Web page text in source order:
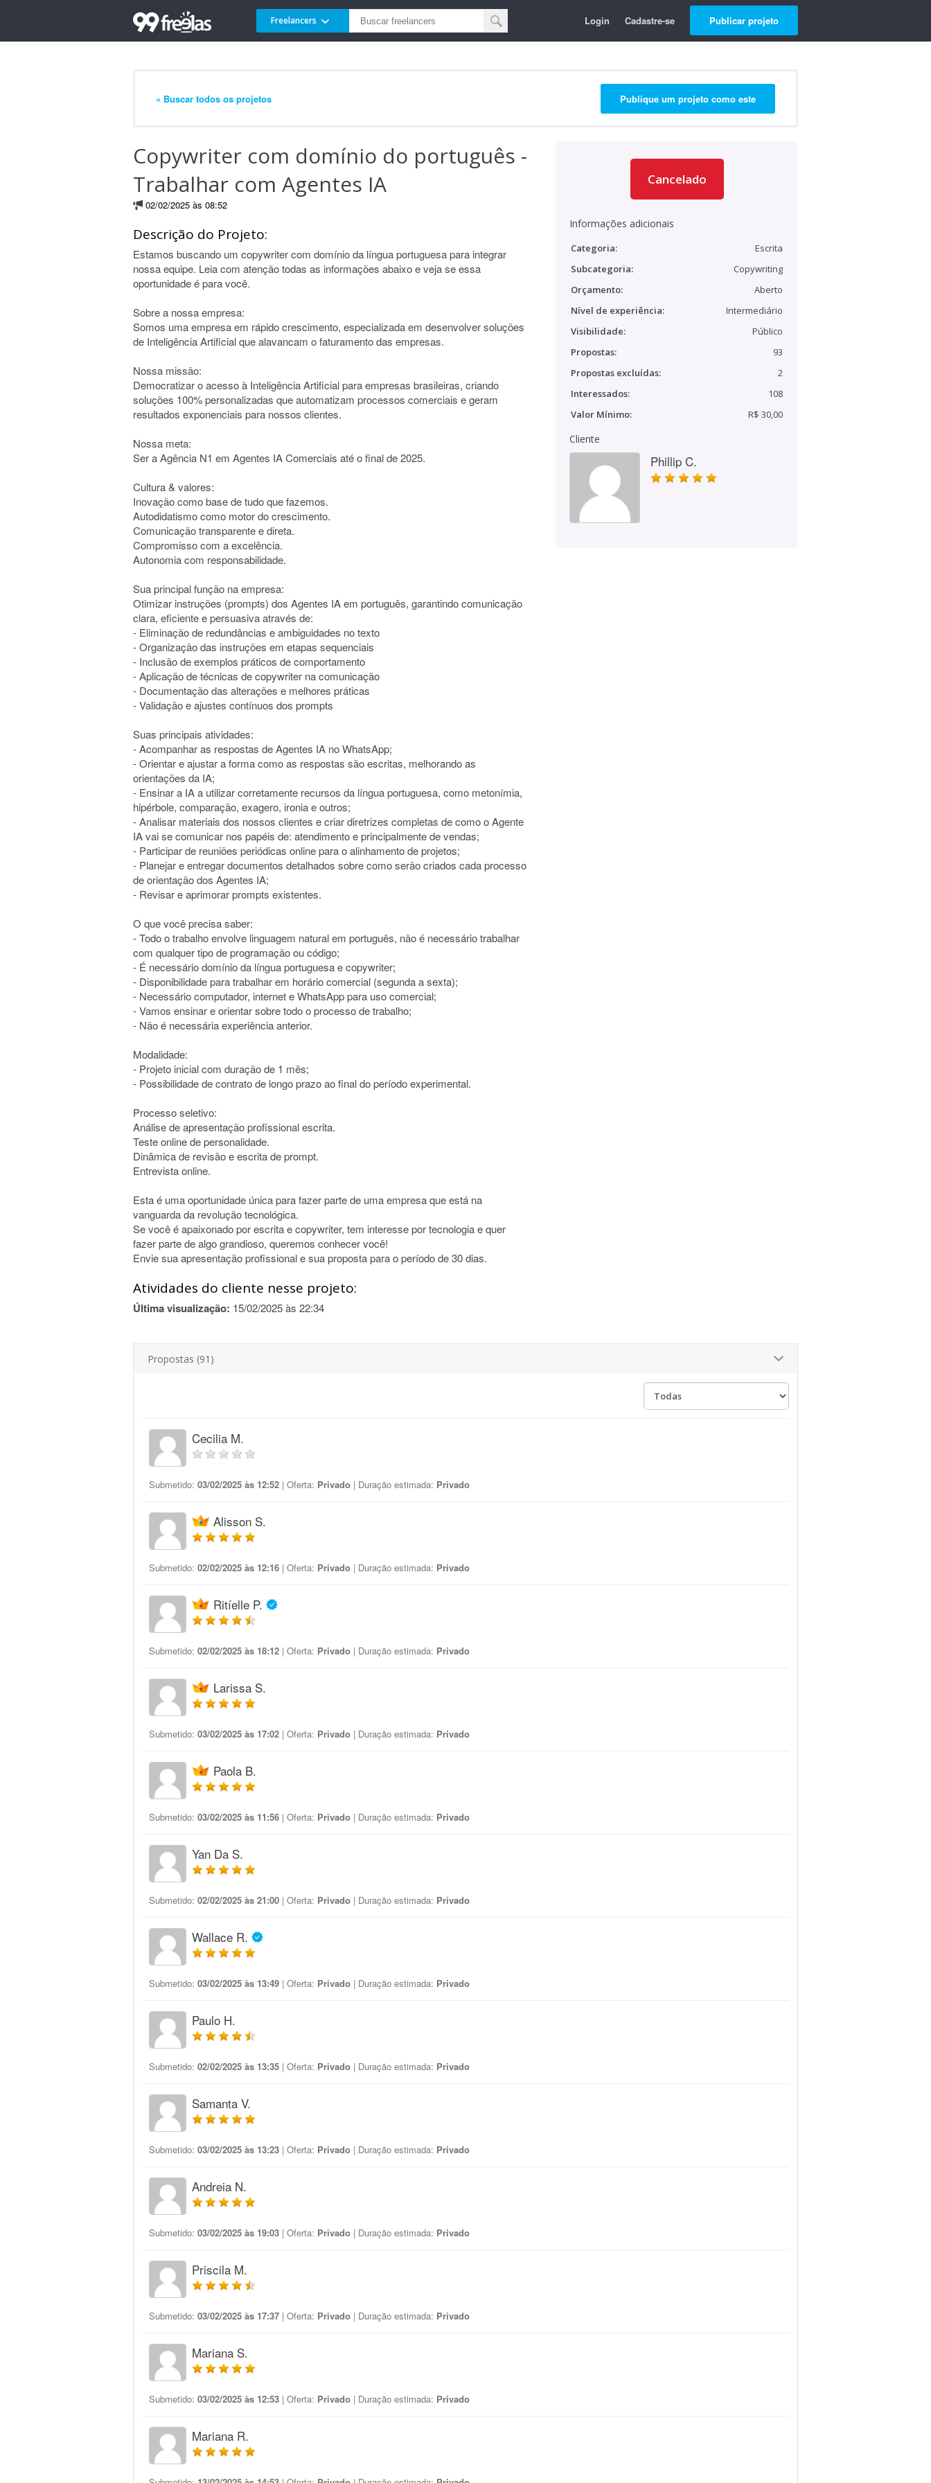
Freelancers Login Cadastre-se Publicar projeto
« Buscar todos os projetos Publique um projeto como este
Copywriter com domínio do português -
Trabalhar com Agentes IA
02/02/2025 às 08:52
Descrição do Projeto:
Estamos buscando um copywriter com domínio da língua portuguesa para integrar
nossa equipe. Leia com atenção todas as informações abaixo e veja se essa
oportunidade é para você.
Sobre a nossa empresa:
Somos uma empresa em rápido crescimento, especializada em desenvolver soluções
de Inteligência Artificial que alavancam o faturamento das empresas.
Nossa missão:
Democratizar o acesso à Inteligência Artificial para empresas brasileiras, criando
soluções 100% personalizadas que automatizam processos comerciais e geram
resultados exponenciais para nossos clientes.
Nossa meta:
Ser a Agência N1 em Agentes IA Comerciais até o final de 2025.
Cultura & valores:
Inovação como base de tudo que fazemos.
Autodidatismo como motor do crescimento.
Comunicação transparente e direta.
Compromisso com a excelência.
Autonomia com responsabilidade.
Sua principal função na empresa:
Otimizar instruções (prompts) dos Agentes IA em português, garantindo comunicação
clara, eficiente e persuasiva através de:
- Eliminação de redundâncias e ambiguidades no texto
- Organização das instruções em etapas sequenciais
- Inclusão de exemplos práticos de comportamento
- Aplicação de técnicas de copywriter na comunicação
- Documentação das alterações e melhores práticas
- Validação e ajustes contínuos dos prompts
Suas principais atividades:
- Acompanhar as respostas de Agentes IA no WhatsApp;
- Orientar e ajustar a forma como as respostas são escritas, melhorando as
orientações da IA;
- Ensinar a IA a utilizar corretamente recursos da língua portuguesa, como metonímia,
hipérbole, comparação, exagero, ironia e outros;
- Analisar materiais dos nossos clientes e criar diretrizes completas de como o Agente
IA vai se comunicar nos papéis de: atendimento e principalmente de vendas;
- Participar de reuniões periódicas online para o alinhamento de projetos;
- Planejar e entregar documentos detalhados sobre como serão criados cada processo
de orientação dos Agentes IA;
- Revisar e aprimorar prompts existentes.
O que você precisa saber:
- Todo o trabalho envolve linguagem natural em português, não é necessário trabalhar
com qualquer tipo de programação ou código;
- É necessário domínio da língua portuguesa e copywriter;
- Disponibilidade para trabalhar em horário comercial (segunda a sexta);
- Necessário computador, internet e WhatsApp para uso comercial;
- Vamos ensinar e orientar sobre todo o processo de trabalho;
- Não é necessária experiência anterior.
Modalidade:
- Projeto inicial com duração de 1 mês;
- Possibilidade de contrato de longo prazo ao final do período experimental.
Processo seletivo:
Análise de apresentação profissional escrita.
Teste online de personalidade.
Dinâmica de revisão e escrita de prompt.
Entrevista online.
Esta é uma oportunidade única para fazer parte de uma empresa que está na
vanguarda da revolução tecnológica.
Se você é apaixonado por escrita e copywriter, tem interesse por tecnologia e quer
fazer parte de algo grandioso, queremos conhecer você!
Envie sua apresentação profissional e sua proposta para o período de 30 dias.
Atividades do cliente nesse projeto:
Última visualização: 15/02/2025 às 22:34
Cancelado
Informações adicionais
Categoria:
Escrita
Subcategoria:
Copywriting
Orçamento:
Aberto
Nível de experiência:
Intermediário
Visibilidade:
Público
Propostas:
93
Propostas excluídas:
2
Interessados:
108
Valor Mínimo:
R$ 30,00
Cliente
Phillip C.
Propostas (91)
Cecilia M.
Submetido: 03/02/2025 às 12:52 | Oferta: Privado | Duração estimada: Privado
Alisson S.
Submetido: 02/02/2025 às 12:16 | Oferta: Privado | Duração estimada: Privado
Ritíelle P.
Submetido: 02/02/2025 às 18:12 | Oferta: Privado | Duração estimada: Privado
Larissa S.
Submetido: 03/02/2025 às 17:02 | Oferta: Privado | Duração estimada: Privado
Paola B.
Submetido: 03/02/2025 às 11:56 | Oferta: Privado | Duração estimada: Privado
Yan Da S.
Submetido: 02/02/2025 às 21:00 | Oferta: Privado | Duração estimada: Privado
Wallace R.
Submetido: 03/02/2025 às 13:49 | Oferta: Privado | Duração estimada: Privado
Paulo H.
Submetido: 02/02/2025 às 13:35 | Oferta: Privado | Duração estimada: Privado
Samanta V.
Submetido: 03/02/2025 às 13:23 | Oferta: Privado | Duração estimada: Privado
Andreia N.
Submetido: 03/02/2025 às 19:03 | Oferta: Privado | Duração estimada: Privado
Priscila M.
Submetido: 03/02/2025 às 17:37 | Oferta: Privado | Duração estimada: Privado
Mariana S.
Submetido: 03/02/2025 às 12:53 | Oferta: Privado | Duração estimada: Privado
Mariana R.